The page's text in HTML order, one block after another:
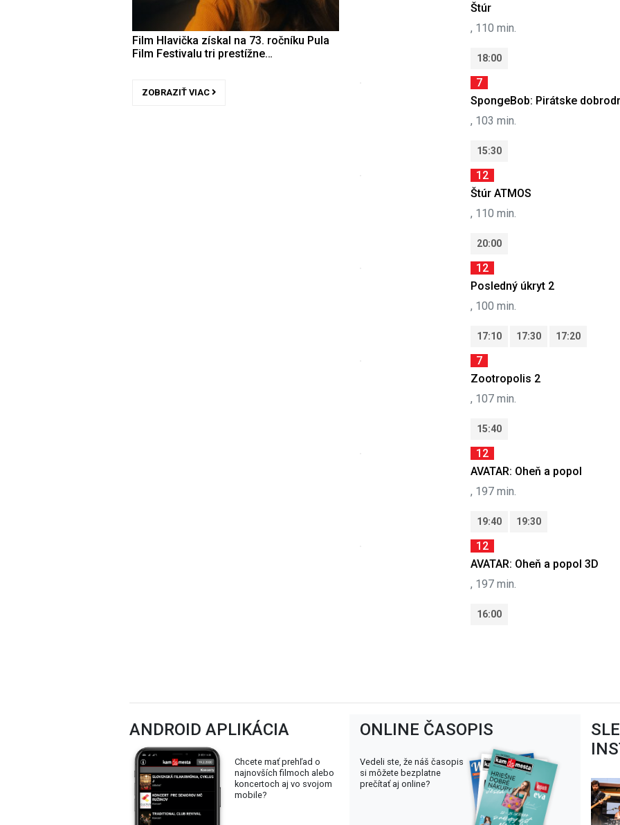
Film Hlavička získal na 73. ročníku Pula
Film Festivalu tri prestížne…
ZOBRAZIŤ VIAC
Štúr
, 110 min.
18:00
7
SpongeBob: Pirátske
, 103 min.
15:30
12
Štúr ATMOS
, 110 min.
20:00
12
Posledný úkryt 2
, 100 min.
17:10 17:30 17:20
7
Zootropolis 2
, 107 min.
15:40
12
AVATAR: Oheň a popol
, 197 min.
19:40 19:30
12
AVATAR: Oheň a popol 3D
, 197 min.
16:00
ANDROID APLIKÁCIA
Chcete mať prehľad o
najnovších filmoch alebo
koncertoch aj vo svojom
mobile?
ONLINE ČASOPIS
Vedeli ste, že náš časopis
si môžete bezplatne
prečítať aj online?